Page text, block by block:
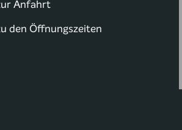
Anfahrt
den Öffnungszeiten